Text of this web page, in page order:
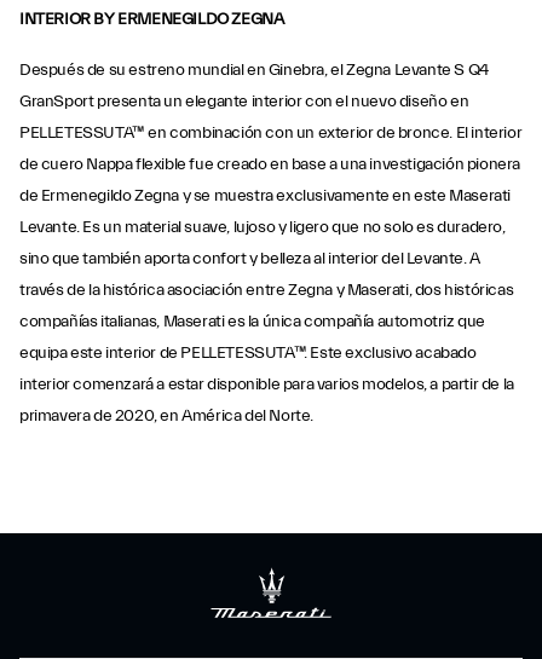
INTERIOR BY ERMENEGILDO ZEGNA
Después de su estreno mundial en Ginebra, el Zegna Levante S Q4
GranSport presenta un elegante interior con el nuevo diseño en
PELLETESSUTA™ en combinación con un exterior de bronce. El interior
de cuero Nappa flexible fue creado en base a una investigación pionera
de Ermenegildo Zegna y se muestra exclusivamente en este Maserati
Levante. Es un material suave, lujoso y ligero que no solo es duradero,
sino que también aporta confort y belleza al interior del Levante. A
través de la histórica asociación entre Zegna y Maserati, dos históricas
compañías italianas, Maserati es la única compañía automotriz que
equipa este interior de PELLETESSUTA™. Este exclusivo acabado
interior comenzará a estar disponible para varios modelos, a partir de la
primavera de 2020, en América del Norte.